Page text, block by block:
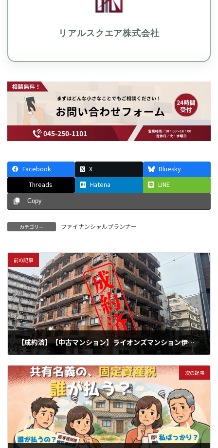
リアルスクエア株式会社
Facebook X
Bluesky
Threads
Hatena LINE
Copy
カテゴリー ファイナンシャルプランナー
前の記事
【成約済】【中古マンション】ライオンズマンション伊勢佐木町北
次の記事